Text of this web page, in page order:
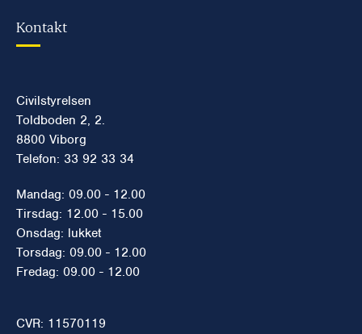
Kontakt
Civilstyrelsen
Toldboden 2, 2.
8800 Viborg
Telefon: 33 92 33 34
Mandag: 09.00 - 12.00
Tirsdag: 12.00 - 15.00
Onsdag: lukket
Torsdag: 09.00 - 12.00
Fredag: 09.00 - 12.00
CVR: 11570119